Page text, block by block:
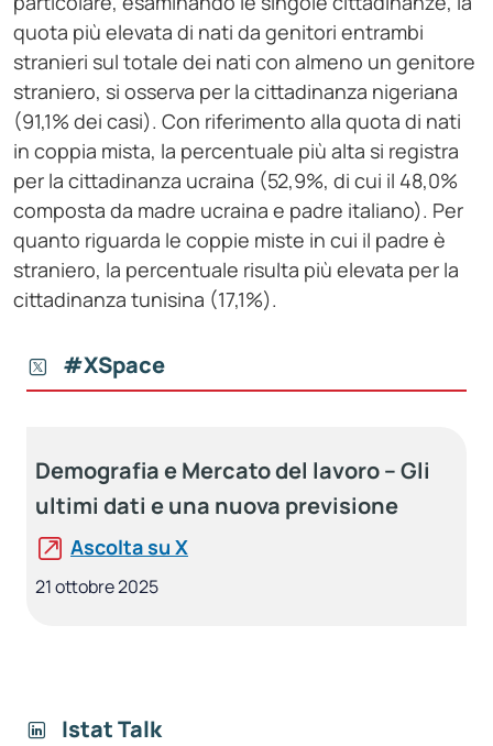
quota più elevata di nati da genitori entrambi
stranieri sul totale dei nati con almeno un genitore
straniero, si osserva per la cittadinanza nigeriana
(91,1% dei casi). Con riferimento alla quota di nati
in coppia mista, la percentuale più alta si registra
per la cittadinanza ucraina (52,9%, di cui il 48,0%
composta da madre ucraina e padre italiano). Per
quanto riguarda le coppie miste in cui il padre è
straniero, la percentuale risulta più elevata per la
cittadinanza tunisina (17,1%).
#XSpace
Demografia e Mercato del lavoro – Gli
ultimi dati e una nuova previsione
Ascolta su X
21 ottobre 2025
Istat Talk